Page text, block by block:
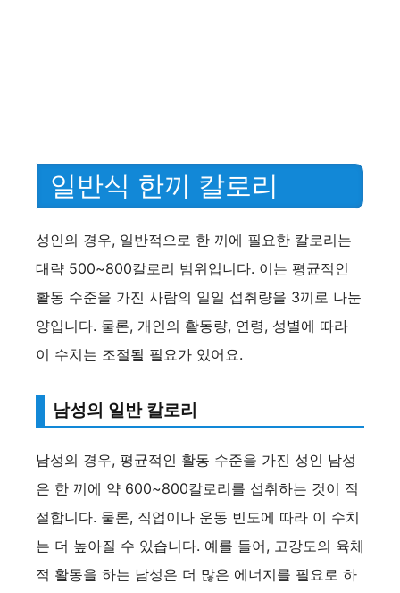
일반식 한끼 칼로리
성인의 경우, 일반적으로 한 끼에 필요한 칼로리는
대략 500~800칼로리 범위입니다. 이는 평균적인
활동 수준을 가진 사람의 일일 섭취량을 3끼로 나눈
양입니다. 물론, 개인의 활동량, 연령, 성별에 따라
이 수치는 조절될 필요가 있어요.
남성의 일반 칼로리
남성의 경우, 평균적인 활동 수준을 가진 성인 남성
은 한 끼에 약 600~800칼로리를 섭취하는 것이 적
절합니다. 물론, 직업이나 운동 빈도에 따라 이 수치
는 더 높아질 수 있습니다. 예를 들어, 고강도의 육체
적 활동을 하는 남성은 더 많은 에너지를 필요로 하